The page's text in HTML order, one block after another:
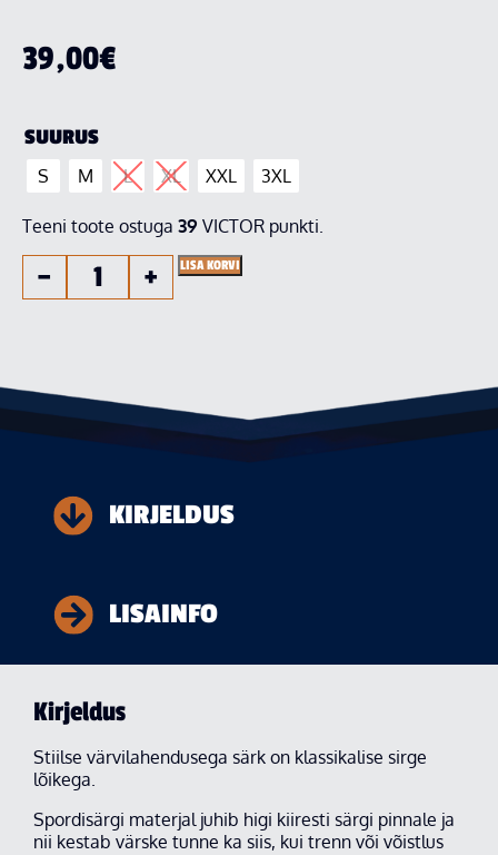
39,00€
SUURUS
S M L XL XXL 3XL
Teeni toote ostuga 39 VICTOR punkti.
− + LISA KORVI
KIRJELDUS
LISAINFO
Kirjeldus
Stiilse värvilahendusega särk on klassikalise sirge
lõikega.
Spordisärgi materjal juhib higi kiiresti särgi pinnale ja
nii kestab värske tunne ka siis, kui trenn või võistlus